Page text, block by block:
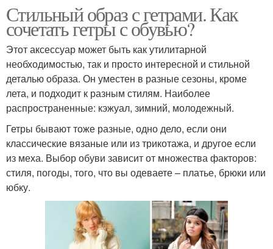
Стильный образ с гетрами. Как
сочетать гетры с обувью?
Этот аксессуар может быть как утилитарной
необходимостью, так и просто интересной и стильной
деталью образа. Он уместен в разные сезоны, кроме
лета, и подходит к разным стилям. Наиболее
распространенные: кэжуал, зимний, молодежный.
Гетры бывают тоже разные, одно дело, если они
классические вязаные или из трикотажа, и другое если
из меха. Выбор обуви зависит от множества факторов:
стиля, погоды, того, что вы одеваете – платье, брюки или
юбку.